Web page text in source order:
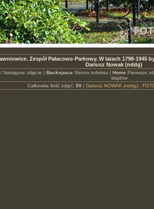
Zespół Pałacowo-Parkowy. W latach 1798-
Dariusz Nowak (nddg)
Następne zdjęcie | Backspace Strona indeksu | Home Pierwsze
slajdów
Całkowita ilość zdjęć: 50 | Dariusz NOWAK (nddg) -